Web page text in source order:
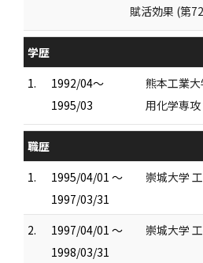
賦活効果 (第
学歴
1.
1992/04～
1995/03
熊本工業
用化学専
職歴
1.
1995/04/01 ～
1997/03/31
崇城大学
2.
1997/04/01 ～
1998/03/31
崇城大学